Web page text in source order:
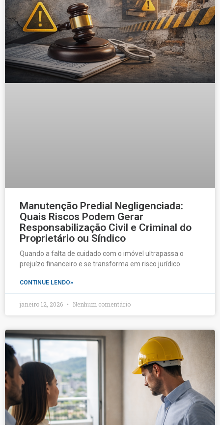
Manutenção Predial Negligenciada:
Quais Riscos Podem Gerar
Responsabilização Civil e Criminal do
Proprietário ou Síndico
Quando a falta de cuidado com o imóvel ultrapassa o
prejuízo financeiro e se transforma em risco jurídico
CONTINUE LENDO»
janeiro 12, 2026 Nenhum comentário